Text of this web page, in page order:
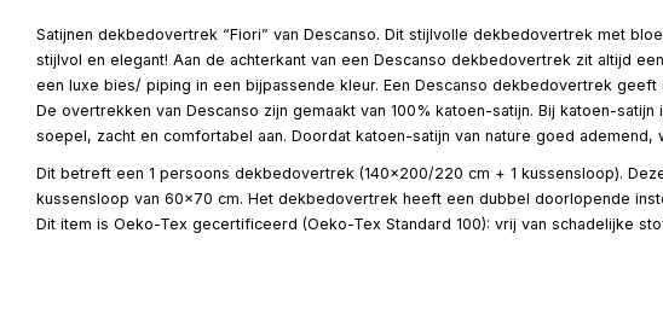
Satijnen dekbedovertrek “Fiori” van Descanso. Dit stijlvolle dekbedovertrek met
stijlvol en elegant! Aan de achterkant van een Descanso dekbedovertrek zit altijd
een luxe bies/ piping in een bijpassende kleur. Een Descanso dekbedovertrek geeft
De overtrekken van Descanso zijn gemaakt van 100% katoen-satijn. Bij katoen-
soepel, zacht en comfortabel aan. Doordat katoen-satijn van nature goed
Dit betreft een 1 persoons dekbedovertrek (140×200/220 cm + 1 kussensloop).
kussensloop van 60×70 cm. Het dekbedovertrek heeft een dubbel doorlopende
Dit item is Oeko-Tex gecertificeerd (Oeko-Tex Standard 100): vrij van schadelijke